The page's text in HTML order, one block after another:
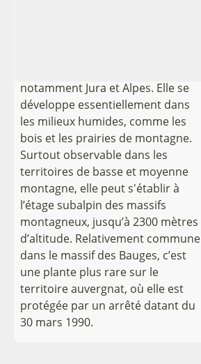
notamment Jura et Alpes. Elle se
développe essentiellement dans
les milieux humides, comme les
bois et les prairies de montagne.
Surtout observable dans les
territoires de basse et moyenne
montagne, elle peut s'établir à
l’étage subalpin des massifs
montagneux, jusqu’à 2300 mètres
d’altitude. Relativement commune
dans le massif des Bauges, c’est
une plante plus rare sur le
territoire auvergnat, où elle est
protégée par un arrêté datant du
30 mars 1990.